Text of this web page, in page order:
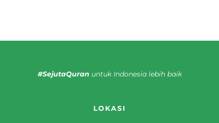
#SejutaQuran untuk Indonesia lebih baik
LOKASI